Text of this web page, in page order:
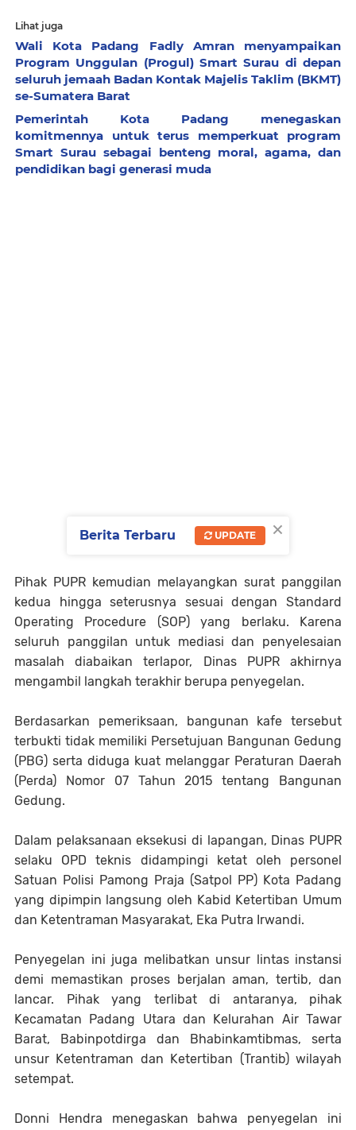
Lihat juga
Wali Kota Padang Fadly Amran menyampaikan
Program Unggulan (Progul) Smart Surau di depan
seluruh jemaah Badan Kontak Majelis Taklim (BKMT)
se-Sumatera Barat
Pemerintah Kota Padang menegaskan
komitmennya untuk terus memperkuat program
Smart Surau sebagai benteng moral, agama, dan
pendidikan bagi generasi muda
Pihak PUPR kemudian melayangkan surat panggilan
kedua hingga seterusnya sesuai dengan Standard
Operating Procedure (SOP) yang berlaku. Karena
seluruh panggilan untuk mediasi dan penyelesaian
masalah diabaikan terlapor, Dinas PUPR akhirnya
mengambil langkah terakhir berupa penyegelan.
Berdasarkan pemeriksaan, bangunan kafe tersebut
terbukti tidak memiliki Persetujuan Bangunan Gedung
(PBG) serta diduga kuat melanggar Peraturan Daerah
(Perda) Nomor 07 Tahun 2015 tentang Bangunan
Gedung.
Dalam pelaksanaan eksekusi di lapangan, Dinas PUPR
selaku OPD teknis didampingi ketat oleh personel
Satuan Polisi Pamong Praja (Satpol PP) Kota Padang
yang dipimpin langsung oleh Kabid Ketertiban Umum
dan Ketentraman Masyarakat, Eka Putra Irwandi.
Penyegelan ini juga melibatkan unsur lintas instansi
demi memastikan proses berjalan aman, tertib, dan
lancar. Pihak yang terlibat di antaranya, pihak
Kecamatan Padang Utara dan Kelurahan Air Tawar
Barat, Babinpotdirga dan Bhabinkamtibmas, serta
unsur Ketentraman dan Ketertiban (Trantib) wilayah
setempat.
Donni Hendra menegaskan bahwa penyegelan ini
×
Berita Terbaru UPDATE